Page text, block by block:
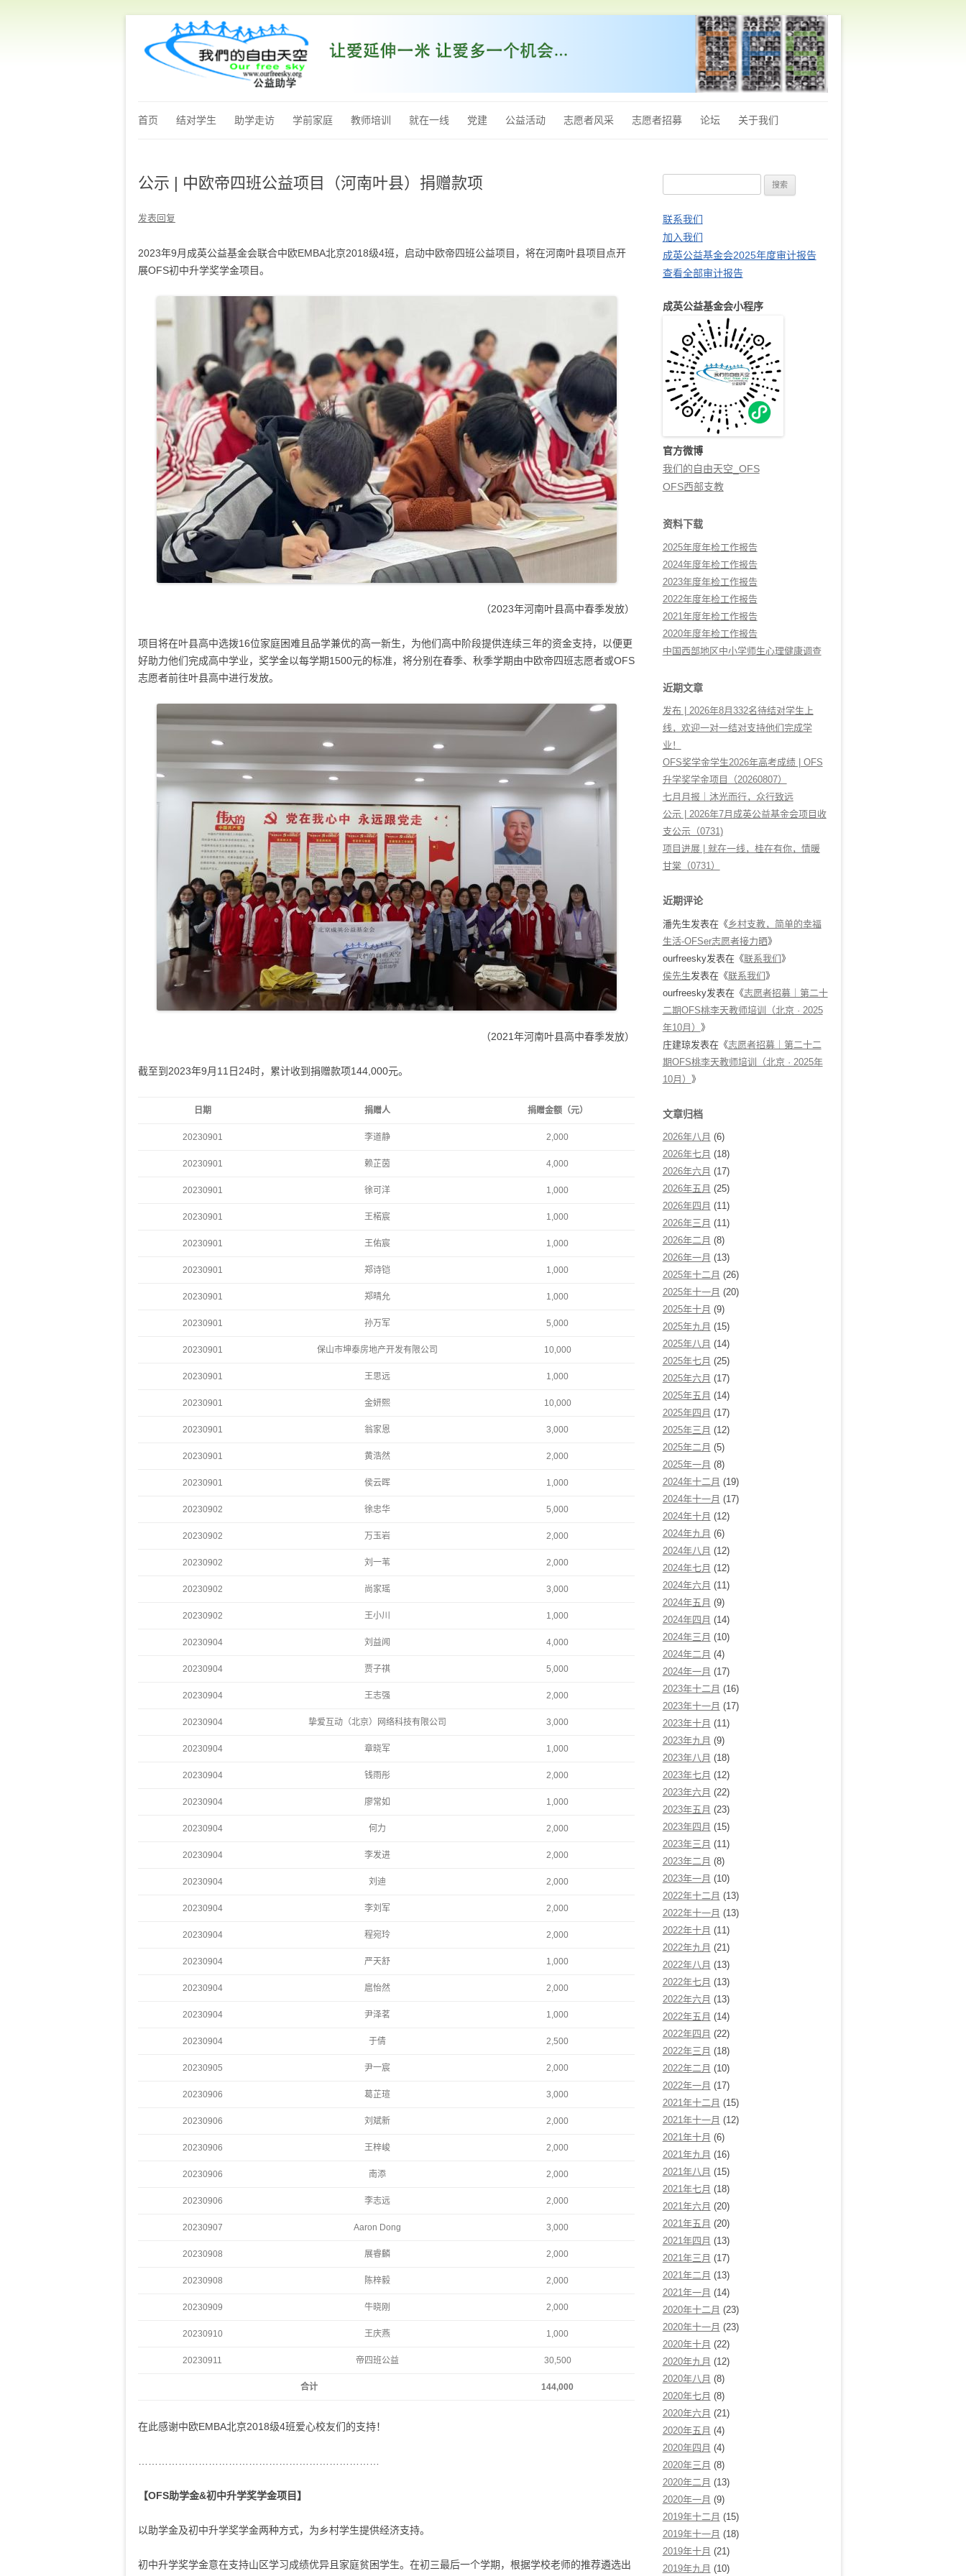
至
内
首页 结对学生 助学走访 学前家庭 教师培训 就在一线 党建 公益活动 志愿者风采 志愿者招募 论坛 关于我们
公示 | 中欧帝四班公益项目（河南叶县）捐赠款项
发表回复
2023年9月成英公益基金会联合中欧EMBA北京2018级4班，启动中欧帝四班公益项目，将在河南叶县项目点开
展OFS初中升学奖学金项目。
（2023年河南叶县高中春季发放）
项目将在叶县高中选拨16位家庭困难且品学兼优的高一新生，为他们高中阶段提供连续三年的资金支持，以便更
好助力他们完成高中学业，奖学金以每学期1500元的标准，将分别在春季、秋季学期由中欧帝四班志愿者或OFS
志愿者前往叶县高中进行发放。
（2021年河南叶县高中春季发放）
截至到2023年9月11日24时，累计收到捐赠款项144,000元。
日期 捐赠人 捐赠金额（元）
20230901 李道静 2,000
20230901 赖芷茵 4,000
20230901 徐可洋 1,000
20230901 王楉宸 1,000
20230901 王佑宸 1,000
20230901 郑诗铠 1,000
20230901 郑晴允 1,000
20230901 孙万军 5,000
20230901 保山市坤泰房地产开发有限公司 10,000
20230901 王思远 1,000
20230901 金妍熙 10,000
20230901 翁家恩 3,000
20230901 黄浩然 2,000
20230901 侯云晖 1,000
20230902 徐忠华 5,000
20230902 万玉岩 2,000
20230902 刘一苇 2,000
20230902 尚家瑶 3,000
20230902 王小川 1,000
20230904 刘益闻 4,000
20230904 贾子祺 5,000
20230904 王志强 2,000
20230904 挚爱互动（北京）网络科技有限公司 3,000
20230904 章晓军 1,000
20230904 钱雨彤 2,000
20230904 廖常如 1,000
20230904 何力 2,000
20230904 李发进 2,000
20230904 刘迪 2,000
20230904 李刘军 2,000
20230904 程宛玲 2,000
20230904 严天舒 1,000
20230904 扈怡然 2,000
20230904 尹泽茗 1,000
20230904 于倩 2,500
20230905 尹一宸 2,000
20230906 葛芷瑄 3,000
20230906 刘斌新 2,000
20230906 王梓峻 2,000
20230906 南添 2,000
20230906 李志远 2,000
20230907 Aaron Dong 3,000
20230908 展睿麟 2,000
20230908 陈梓毅 2,000
20230909 牛晓刚 2,000
20230910 王庆燕 1,000
20230911 帝四班公益 30,500
合计 144,000
在此感谢中欧EMBA北京2018级4班爱心校友们的支持！
【OFS助学金&初中升学奖学金项目】
以助学金及初中升学奖学金两种方式，为乡村学生提供经济支持。
初中升学奖学金意在支持山区学习成绩优异且家庭贫困学生。在初三最后一个学期，根据学校老师的推荐遴选出
：
联系我们
加入我们
成英公益基金会2025年度审计报告
查看全部审计报告
成英公益基金会小程序
官方微博
我们的自由天空_OFS
OFS西部支教
资料下载
2025年度年检工作报告
2024年度年检工作报告
2023年度年检工作报告
2022年度年检工作报告
2021年度年检工作报告
2020年度年检工作报告
中国西部地区中小学师生心理健康调查
近期文章
发布 | 2026年8月332名待结对学生上
线，欢迎一对一结对支持他们完成学
业！
OFS奖学金学生2026年高考成绩 | OFS
升学奖学金项目（20260807）
七月月报｜沐光而行，众行致远
公示 | 2026年7月成英公益基金会项目收
支公示（0731)
项目进展 | 就在一线，桂在有你，情暖
甘棠（0731）
近期评论
潘先生发表在《乡村支教，简单的幸福
生活-OFSer志愿者接力晒》
ourfreesky发表在《联系我们 》
侯先生发表在《联系我们 》
ourfreesky发表在《志愿者招募｜第二十
二期OFS桃李天教师培训（北京 · 2025
年10月） 》
庄建琼发表在《志愿者招募｜第二十二
期OFS桃李天教师培训（北京 · 2025年
10月） 》
文章归档
2026年八月 (6)
2026年七月 (18)
2026年六月 (17)
2026年五月 (25)
2026年四月 (11)
2026年三月 (11)
2026年二月 (8)
2026年一月 (13)
2025年十二月 (26)
2025年十一月 (20)
2025年十月 (9)
2025年九月 (15)
2025年八月 (14)
2025年七月 (25)
2025年六月 (17)
2025年五月 (14)
2025年四月 (17)
2025年三月 (12)
2025年二月 (5)
2025年一月 (8)
2024年十二月 (19)
2024年十一月 (17)
2024年十月 (12)
2024年九月 (6)
2024年八月 (12)
2024年七月 (12)
2024年六月 (11)
2024年五月 (9)
2024年四月 (14)
2024年三月 (10)
2024年二月 (4)
2024年一月 (17)
2023年十二月 (16)
2023年十一月 (17)
2023年十月 (11)
2023年九月 (9)
2023年八月 (18)
2023年七月 (12)
2023年六月 (22)
2023年五月 (23)
2023年四月 (15)
2023年三月 (11)
2023年二月 (8)
2023年一月 (10)
2022年十二月 (13)
2022年十一月 (13)
2022年十月 (11)
2022年九月 (21)
2022年八月 (13)
2022年七月 (13)
2022年六月 (13)
2022年五月 (14)
2022年四月 (22)
2022年三月 (18)
2022年二月 (10)
2022年一月 (17)
2021年十二月 (15)
2021年十一月 (12)
2021年十月 (6)
2021年九月 (16)
2021年八月 (15)
2021年七月 (18)
2021年六月 (20)
2021年五月 (20)
2021年四月 (13)
2021年三月 (17)
2021年二月 (13)
2021年一月 (14)
2020年十二月 (23)
2020年十一月 (23)
2020年十月 (22)
2020年九月 (12)
2020年八月 (8)
2020年七月 (8)
2020年六月 (21)
2020年五月 (4)
2020年四月 (4)
2020年三月 (8)
2020年二月 (13)
2020年一月 (9)
2019年十二月 (15)
2019年十一月 (18)
2019年十月 (21)
2019年九月 (10)